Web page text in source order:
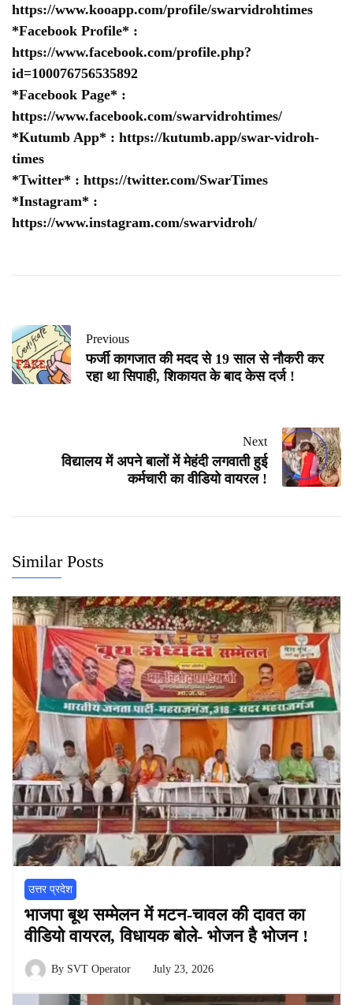
https://www.kooapp.com/profile/swarvidrohtimes
*Facebook Profile* :
https://www.facebook.com/profile.php?
id=100076756535892
*Facebook Page* :
https://www.facebook.com/swarvidrohtimes/
*Kutumb App* : https://kutumb.app/swar-vidroh-
times
*Twitter* : https://twitter.com/SwarTimes
*Instagram* :
https://www.instagram.com/swarvidroh/
Previous
फर्जी कागजात की मदद से 19 साल से नौकरी कर
रहा था सिपाही, शिकायत के बाद केस दर्ज !
Next
विद्यालय में अपने बालों में मेहंदी लगवाती हुई
कर्मचारी का वीडियो वायरल !
Similar Posts
उत्तर प्रदेश
भाजपा बूथ सम्मेलन में मटन-चावल की दावत का
वीडियो वायरल, विधायक बोले- भोजन है भोजन !
By SVT Operator July 23, 2026